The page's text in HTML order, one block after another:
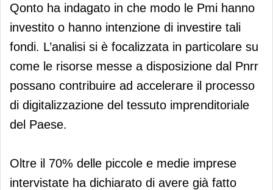
Qonto ha indagato in che modo le Pmi hanno
investito o hanno intenzione di investire tali
fondi. L’analisi si è focalizzata in particolare su
come le risorse messe a disposizione dal Pnrr
possano contribuire ad accelerare il processo
di digitalizzazione del tessuto imprenditoriale
del Paese.
Oltre il 70% delle piccole e medie imprese
intervistate ha dichiarato di avere già fatto